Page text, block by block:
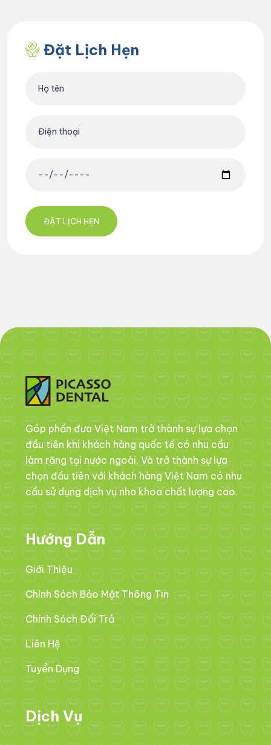
Đặt Lịch Hẹn
Góp phần đưa Việt Nam trở thành sự lựa chọn
đầu tiên khi khách hàng quốc tế có nhu cầu
làm răng tại nước ngoài. Và trở thành sự lựa
chọn đầu tiên với khách hàng Việt Nam có nhu
cầu sử dụng dịch vụ nha khoa chất lượng cao.
Hướng Dẫn
Giới Thiệu
Chính Sách Bảo Mật Thông Tin
Chính Sách Đổi Trả
Liên Hệ
Tuyển Dụng
Dịch Vụ